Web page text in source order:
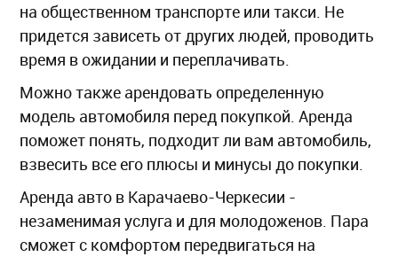
на общественном транспорте или такси. Не
придется зависеть от других людей, проводить
время в ожидании и переплачивать.
Можно также арендовать определенную
модель автомобиля перед покупкой. Аренда
поможет понять, подходит ли вам автомобиль,
взвесить все его плюсы и минусы до покупки.
Аренда авто в Карачаево-Черкесии -
незаменимая услуга и для молодоженов. Пара
сможет с комфортом передвигаться на